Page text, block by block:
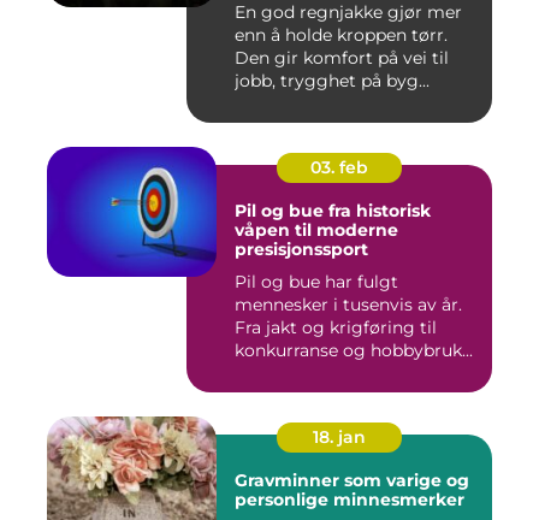
En god regnjakke gjør mer
enn å holde kroppen tørr.
Den gir komfort på vei til
jobb, trygghet på byg...
03. feb
Pil og bue fra historisk
våpen til moderne
presisjonssport
Pil og bue har fulgt
mennesker i tusenvis av år.
Fra jakt og krigføring til
konkurranse og hobbybruk...
18. jan
Gravminner som varige og
personlige minnesmerker